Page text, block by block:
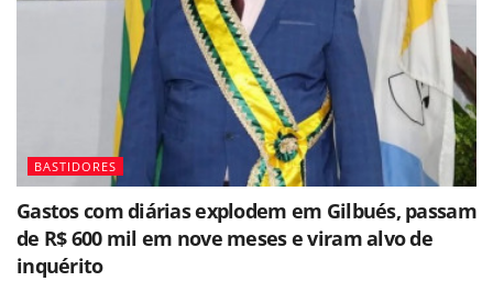
BASTIDORES
Gastos com diárias explodem em Gilbués, passam
de R$ 600 mil em nove meses e viram alvo de
inquérito